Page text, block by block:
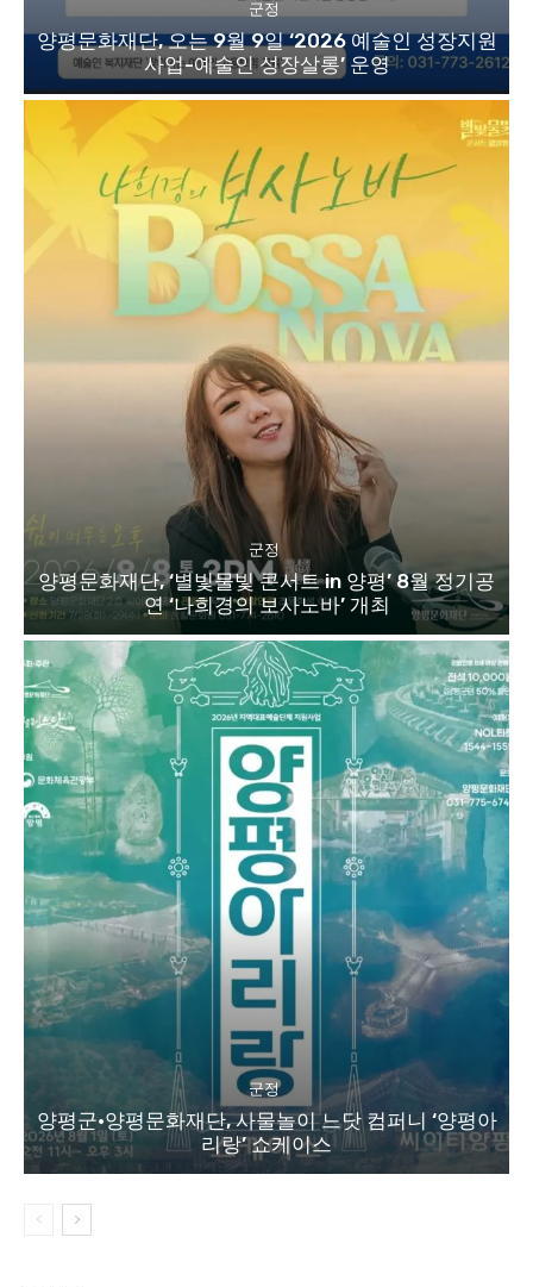
군정
양평문화재단, 오는 9월 9일 ‘2026 예술인 성장지원
사업-예술인 성장살롱’ 운영
군정
양평문화재단, ‘별빛물빛 콘서트 in 양평’ 8월 정기공
연 ‘나희경의 보사노바’ 개최
군정
양평군·양평문화재단, 사물놀이 느닷 컴퍼니 ‘양평아
리랑’ 쇼케이스